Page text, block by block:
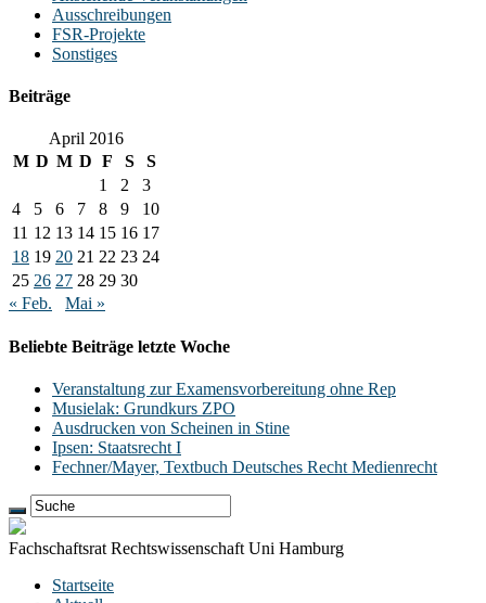
Ausschreibungen
FSR-Projekte
Sonstiges
Beiträge
April 2016
M D M D F S
S
1
2
3
4
5 6 7 8 9
10
11 12 13 14 15 16 17
18 19 20 21 22 23 24
25 26 27 28 29 30
« Feb.
Mai »
Beliebte Beiträge letzte Woche
Veranstaltung zur Examensvorbereitung ohne Rep
Musielak: Grundkurs ZPO
Ausdrucken von Scheinen in Stine
Ipsen: Staatsrecht I
Fechner/Mayer, Textbuch Deutsches Recht Medienrecht
Fachschaftsrat Rechtswissenschaft Uni Hamburg
Startseite